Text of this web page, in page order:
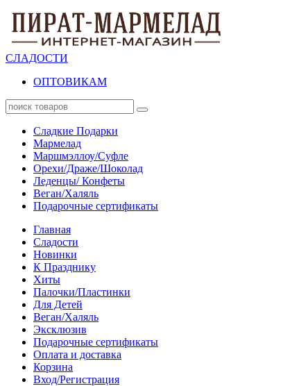
СЛАДОСТИ
ОПТОВИКАМ
Сладкие Подарки
Мармелад
Маршмэллоу/Суфле
Орехи/Драже/Шоколад
Леденцы/ Конфеты
Веган/Халяль
Подарочные сертификаты
Главная
Сладости
Новинки
К Празднику
Хиты
Палочки/Пластинки
Для Детей
Веган/Халяль
Эксклюзив
Подарочные сертификаты
Оплата и доставка
Корзина
Вход/Регистрация